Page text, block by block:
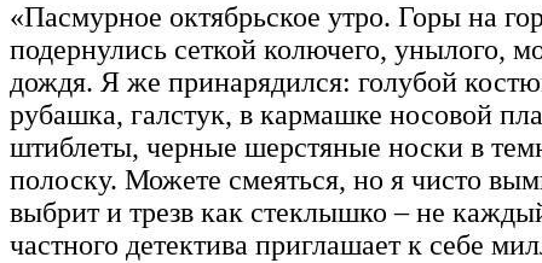
«Пасмурное октябрьское утро. Горы на
подернулись сеткой колючего, унылого,
дождя. Я же принарядился: голубой
рубашка, галстук, в кармашке носовой
штиблеты, черные шерстяные носки в
полоску. Можете смеяться, но я чисто
выбрит и трезв как стеклышко – не
частного детектива приглашает к себе